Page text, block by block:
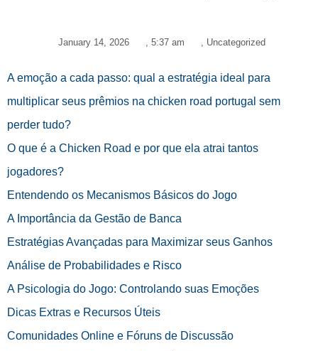
January 14, 2026 , 5:37 am , Uncategorized
A emoção a cada passo: qual a estratégia ideal para
multiplicar seus prêmios na chicken road portugal sem
perder tudo?
O que é a Chicken Road e por que ela atrai tantos
jogadores?
Entendendo os Mecanismos Básicos do Jogo
A Importância da Gestão de Banca
Estratégias Avançadas para Maximizar seus Ganhos
Análise de Probabilidades e Risco
A Psicologia do Jogo: Controlando suas Emoções
Dicas Extras e Recursos Úteis
Comunidades Online e Fóruns de Discussão